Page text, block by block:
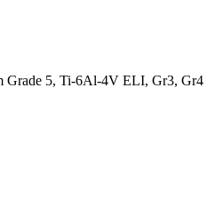
Grade 5, Ti-6Al-4V ELI, Gr3,